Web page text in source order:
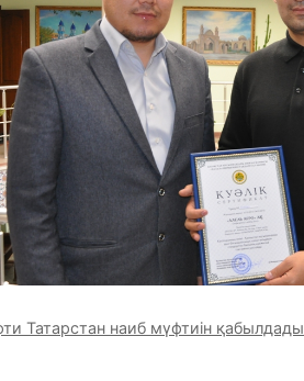
Татарстан наиб мүфтиін қабылдады